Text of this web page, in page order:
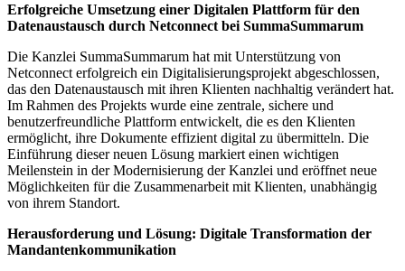
Erfolgreiche Umsetzung einer Digitalen Plattform für den
Datenaustausch durch Netconnect bei SummaSummarum
Die Kanzlei SummaSummarum hat mit Unterstützung von
Netconnect erfolgreich ein Digitalisierungsprojekt abgeschlossen,
das den Datenaustausch mit ihren Klienten nachhaltig verändert hat.
Im Rahmen des Projekts wurde eine zentrale, sichere und
benutzerfreundliche Plattform entwickelt, die es den Klienten
ermöglicht, ihre Dokumente effizient digital zu übermitteln. Die
Einführung dieser neuen Lösung markiert einen wichtigen
Meilenstein in der Modernisierung der Kanzlei und eröffnet neue
Möglichkeiten für die Zusammenarbeit mit Klienten, unabhängig
von ihrem Standort.
Herausforderung und Lösung: Digitale Transformation der
Mandantenkommunikation